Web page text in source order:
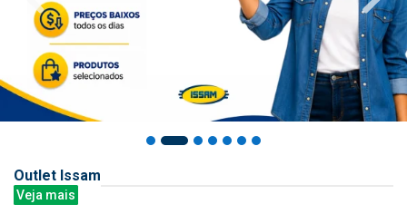
Outlet Issam
Veja mais